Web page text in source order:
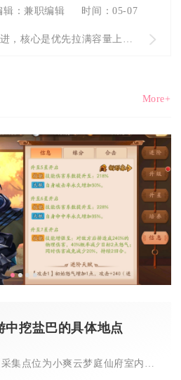
辑：兼职编辑 时间：05-07
应对攻城掠地仓库改进，核心是优先拉满容量上限、激活资源保护、...
More+
中挖盐巴的具体地点